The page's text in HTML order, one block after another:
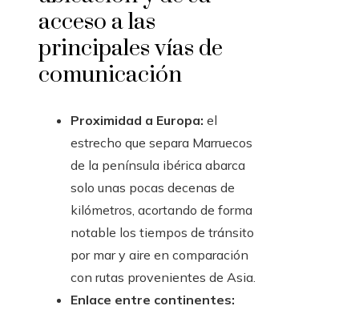
acceso a las
principales vías de
comunicación
Proximidad a Europa: el
estrecho que separa Marruecos
de la península ibérica abarca
solo unas pocas decenas de
kilómetros, acortando de forma
notable los tiempos de tránsito
por mar y aire en comparación
con rutas provenientes de Asia.
Enlace entre continentes: